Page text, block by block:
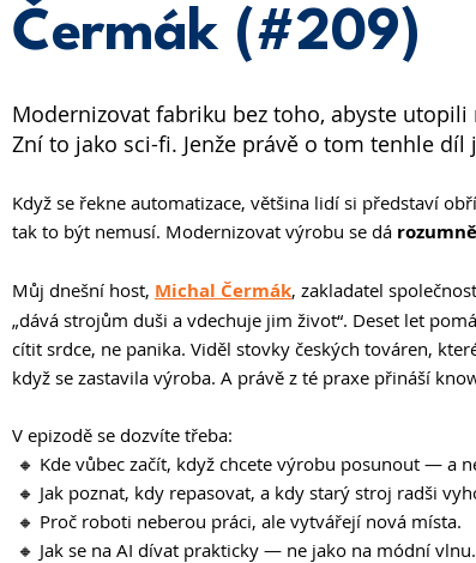
Čermák (#209)
Modernizovat fabriku bez toho, abyste utopili
Zní to jako sci-fi. Jenže právě o tom tenhle díl
Když se řekne automatizace, většina lidí si představí
tak to být nemusí. Modernizovat výrobu se dá
Můj dnešní host, Michal Čermák, zakladatel
„dává strojům duši a vdechuje jim život“. Deset let
cítit srdce, ne panika. Viděl stovky českých továren,
když se zastavila výroba. A právě z té praxe přináší
V epizodě se dozvíte třeba:
🔸 Kde vůbec začít, když chcete výrobu posunout — a
🔸 Jak poznat, kdy repasovat, a kdy starý stroj radši
🔸 Proč roboti neberou práci, ale vytvářejí nová místa.
🔸 Jak se na AI dívat prakticky — ne jako na módní vlnu.